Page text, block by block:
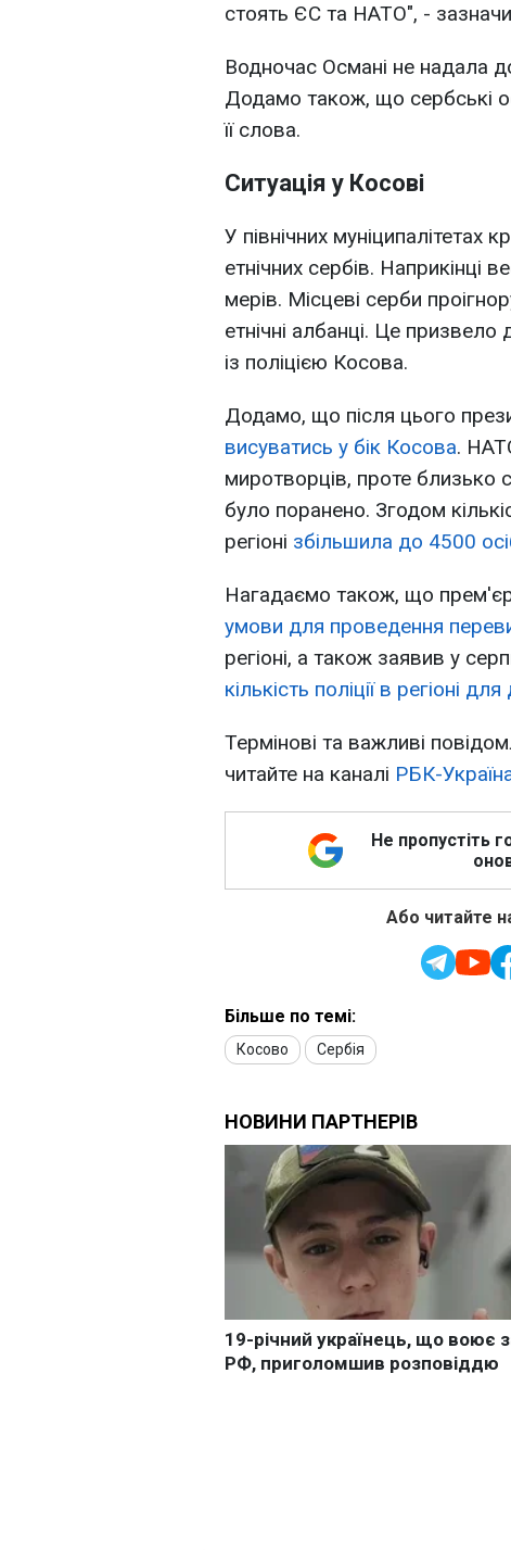
стоять ЄС та НАТО", -
Водночас Османі не надала
Додамо також, що сербські
її слова.
Ситуація у Косові
У північних муніципалітетах
етнічних сербів. Наприкінці
мерів. Місцеві серби
етнічні албанці. Це
із поліцією Косова.
Додамо, що після цього
висуватись у бік Косова.
миротворців, проте близько
було поранено. Згодом
регіоні збільшила до 4500
Нагадаємо також, що
умови для проведення
регіоні, а також заявив у
кількість поліції в регіоні
Термінові та важливі
читайте на каналі РБК-
Не пропустіть
Або читайте
Більше по темі:
Косово Сербія